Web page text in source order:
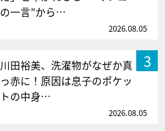
の一言”から…
2026.08.05
3
川田裕美、洗濯物がなぜか真
っ赤に！原因は息子のポケッ
トの中身…
2026.08.05